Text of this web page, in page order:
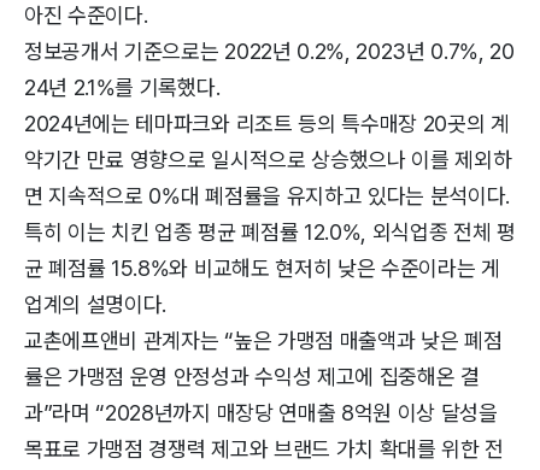
아진 수준이다.
정보공개서 기준으로는 2022년 0.2%, 2023년 0.7%, 20
24년 2.1%를 기록했다.
2024년에는 테마파크와 리조트 등의 특수매장 20곳의 계
약기간 만료 영향으로 일시적으로 상승했으나 이를 제외하
면 지속적으로 0%대 폐점률을 유지하고 있다는 분석이다.
특히 이는 치킨 업종 평균 폐점률 12.0%, 외식업종 전체 평
균 폐점률 15.8%와 비교해도 현저히 낮은 수준이라는 게
업계의 설명이다.
교촌에프앤비 관계자는 “높은 가맹점 매출액과 낮은 폐점
률은 가맹점 운영 안정성과 수익성 제고에 집중해온 결
과”라며 “2028년까지 매장당 연매출 8억원 이상 달성을
목표로 가맹점 경쟁력 제고와 브랜드 가치 확대를 위한 전